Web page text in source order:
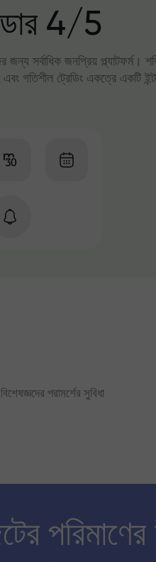
4/5
জন্য সর্বাধিক জনপ্রিয় প্ল্যাটফর্ম।
এবং গতিশীল ট্রেডিং একত্রে একটি
পরামর্শের সুবিধা